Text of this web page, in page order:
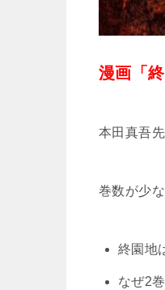
漫画「
本田真吾
巻数が少
終園地
なぜ2